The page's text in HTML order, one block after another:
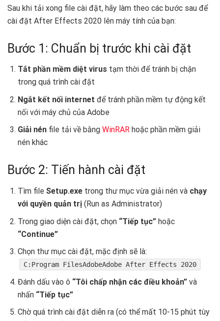
Sau khi tải xong file cài đặt, hãy làm theo các bước sau để
cài đặt After Effects 2020 lên máy tính của bạn:
Bước 1: Chuẩn bị trước khi cài đặt
Tắt phần mềm diệt virus tạm thời để tránh bị chặn
trong quá trình cài đặt
Ngắt kết nối internet để tránh phần mềm tự động kết
nối với máy chủ của Adobe
Giải nénfile tải về bằng WinRARhoặc phần mềm giải
nén khác
Bước 2: Tiến hành cài đặt
Tìm file Setup.exetrong thư mục vừa giải nén và chạy
với quyền quản trị(Run as Administrator)
Trong giao diện cài đặt, chọn “Tiếp tục”hoặc
“Continue”
Chọn thư mục cài đặt, mặc định sẽ là:
C:Program FilesAdobeAdobe After Effects 2020
Đánh dấu vào ô “Tôi chấp nhận các điều khoản”và
nhấn “Tiếp tục”
Chờ quá trình cài đặt diễn ra (có thể mất 10-15 phút tùy